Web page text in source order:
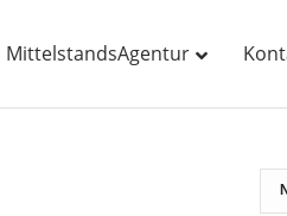
MittelstandsAgentur